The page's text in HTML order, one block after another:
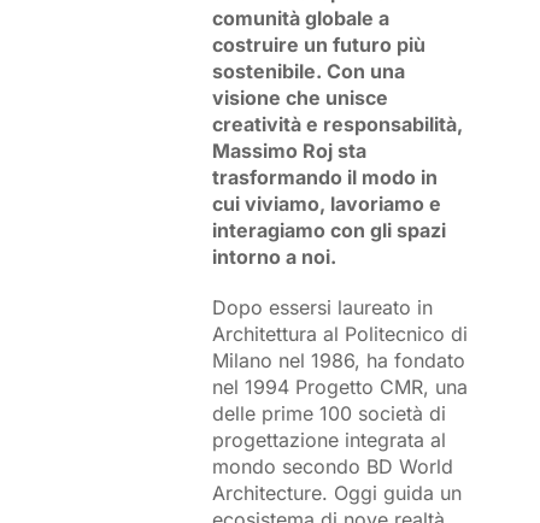
comunità globale a
costruire un futuro più
sostenibile. Con una
visione che unisce
creatività e responsabilità,
Massimo Roj sta
trasformando il modo in
cui viviamo, lavoriamo e
interagiamo con gli spazi
intorno a noi.
Dopo essersi laureato in
Architettura al Politecnico di
Milano nel 1986, ha fondato
nel 1994 Progetto CMR, una
delle prime 100 società di
progettazione integrata al
mondo secondo BD World
Architecture. Oggi guida un